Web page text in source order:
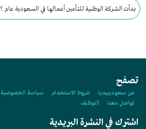
بدأت الشركة الوطنية للتأمين أعمالها في السعودية عام ؟
تصفح
عن سعوديبيديا شروط الاستخدام سياسة الخصوصية
تواصل معنا
التوظيف
اشترك في النشرة البريدية